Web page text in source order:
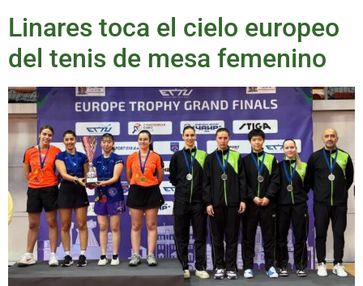
Linares toca el cielo europeo
del tenis de mesa femenino